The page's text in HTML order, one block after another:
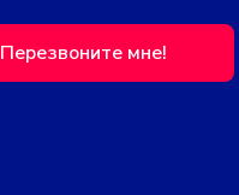
Перезвоните мне!